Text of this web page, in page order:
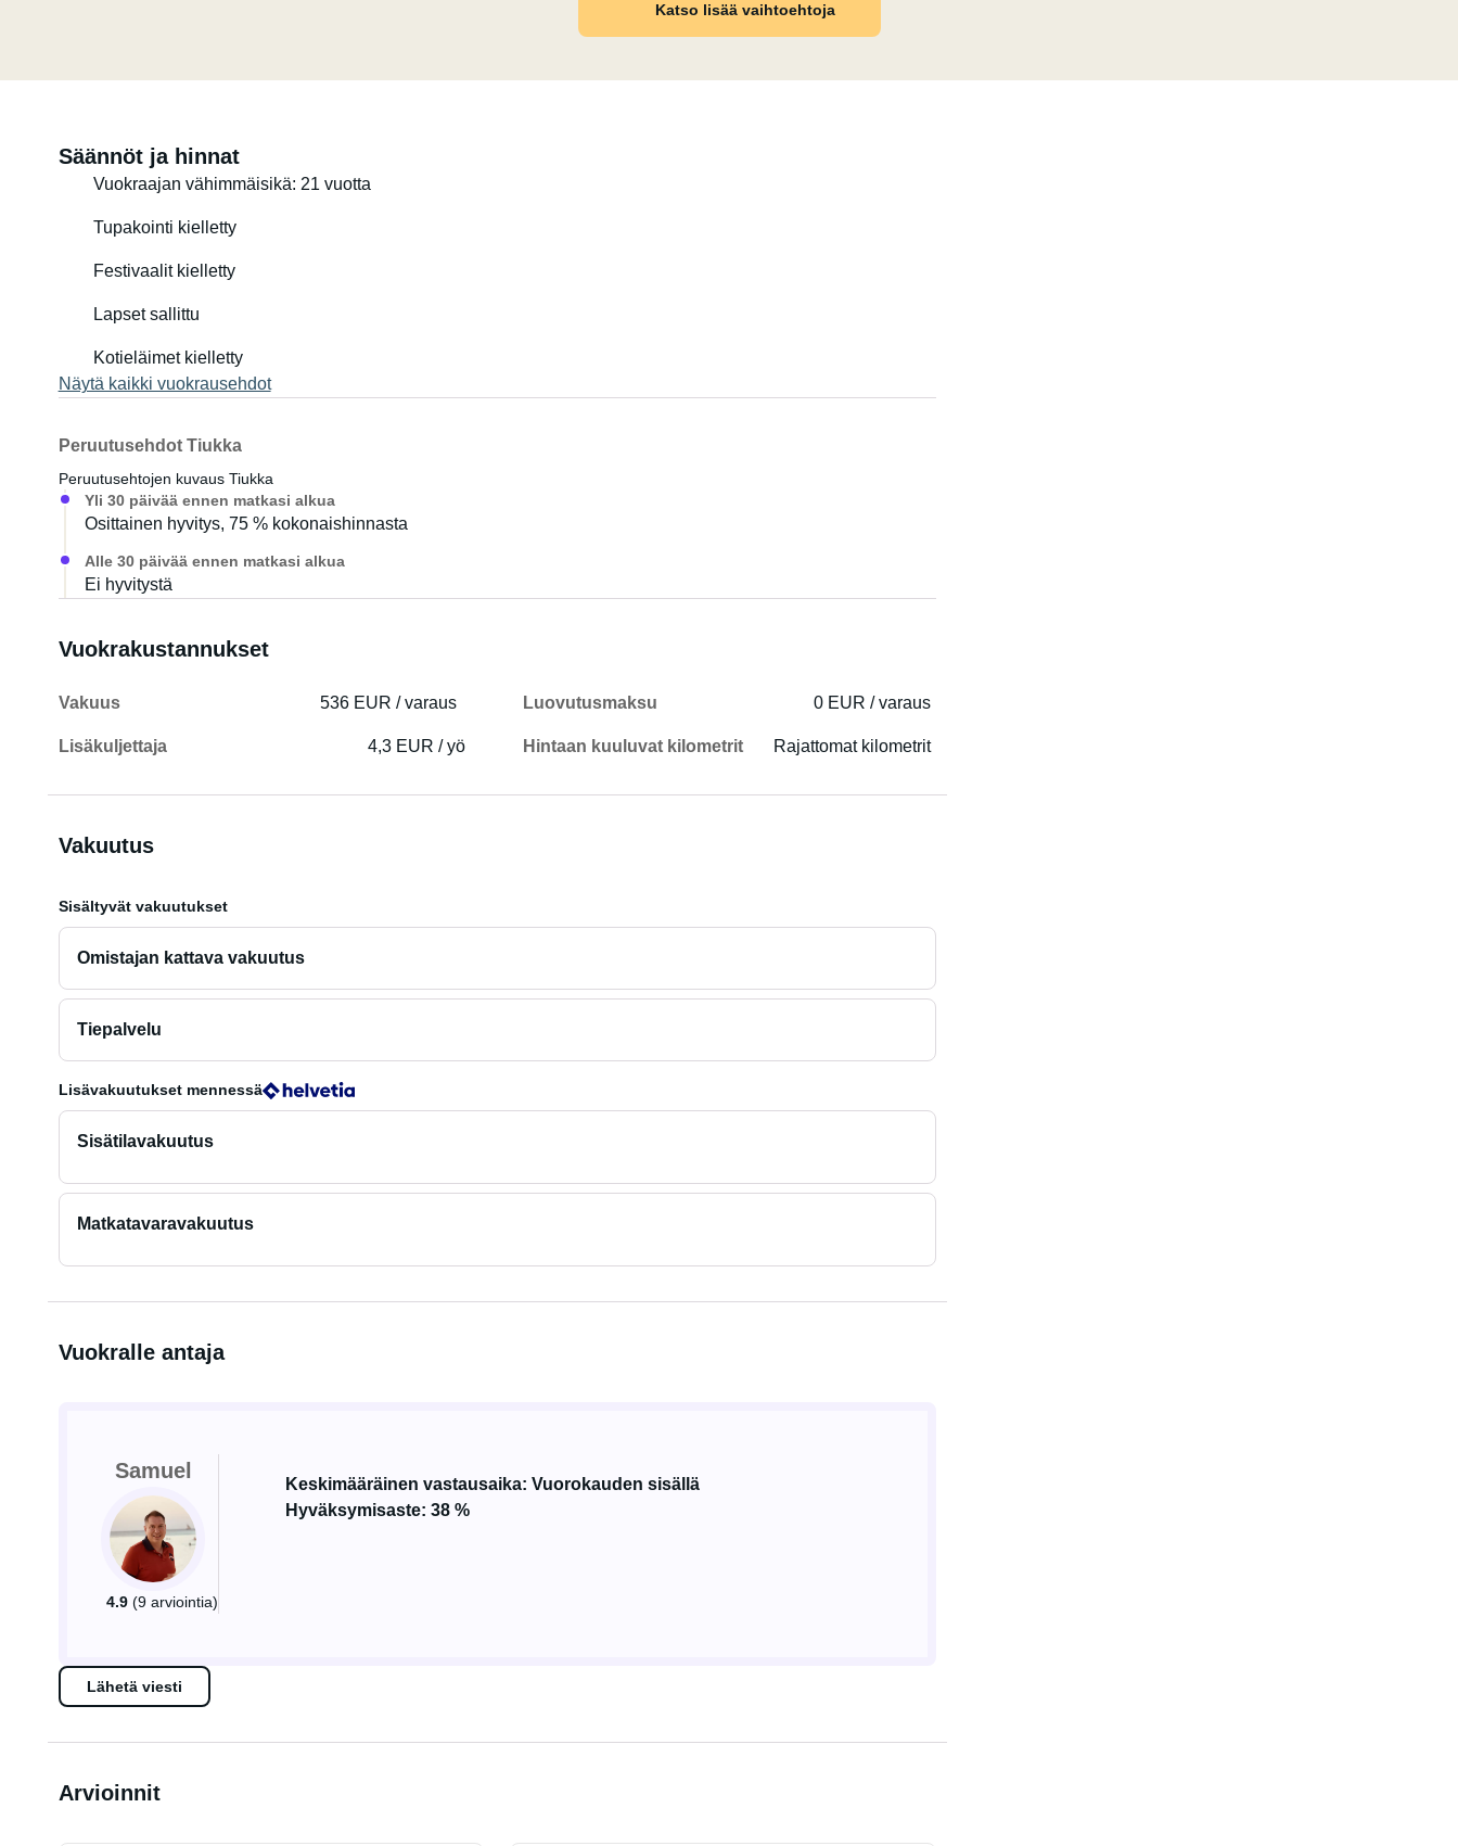
Katso lisää vaihtoehtoja
Säännöt ja hinnat
Vuokraajan vähimmäisikä: 21 vuotta
Tupakointi kielletty
Festivaalit kielletty
Lapset sallittu
Kotieläimet kielletty
Näytä kaikki vuokrausehdot
Peruutusehdot Tiukka
Peruutusehtojen kuvaus Tiukka
Yli 30 päivää ennen matkasi alkua
Osittainen hyvitys, 75 % kokonaishinnasta
Alle 30 päivää ennen matkasi alkua
Ei hyvitystä
Vuokrakustannukset
Vakuus 536 EUR / varaus Luovutusmaksu 0 EUR / varaus
Lisäkuljettaja 4,3 EUR / yö Hintaan kuuluvat kilometrit Rajattomat kilometrit
Vakuutus
Sisältyvät vakuutukset
Omistajan kattava vakuutus
Tiepalvelu
Lisävakuutukset mennessä
Sisätilavakuutus
Matkatavaravakuutus
Vuokralle antaja
Samuel
4.9 (9 arviointia)
Keskimääräinen vastausaika: Vuorokauden sisällä
Hyväksymisaste: 38 %
Lähetä viesti
Arvioinnit